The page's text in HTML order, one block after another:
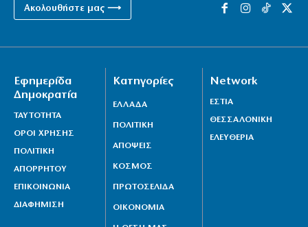
Ακολουθήστε μας ⟶
Εφημερίδα
Δημοκρατία
ΤΑΥΤΟΤΗΤΑ
ΟΡΟΙ ΧΡΗΣΗΣ
ΠΟΛΙΤΙΚΗ
ΑΠΟΡΡΗΤΟΥ
ΕΠΙΚΟΙΝΩΝΙΑ
ΔΙΑΦΗΜΙΣΗ
Κατηγορίες
ΕΛΛΑΔΑ
ΠΟΛΙΤΙΚΗ
ΑΠΟΨΕΙΣ
ΚΟΣΜΟΣ
ΠΡΩΤΟΣΕΛΙΔΑ
ΟΙΚΟΝΟΜΙΑ
Network
ΕΣΤΙΑ
ΘΕΣΣΑΛΟΝΙΚΗ
ΕΛΕΥΘΕΡΙΑ